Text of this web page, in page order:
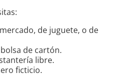
de juguete, o de
de cartón.
libre.
ficticio.